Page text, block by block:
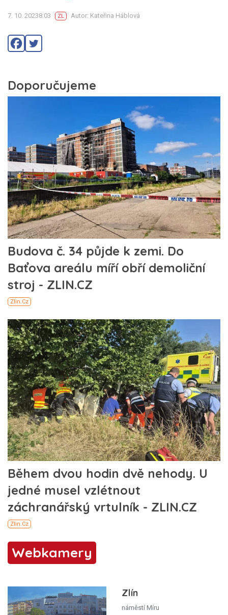
7. 10. 20238:03 ZL Autor: Kateřina Háblová
Webkamery
Zlín
náměstí Míru